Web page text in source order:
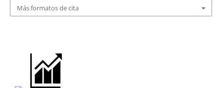
Más formatos de cita